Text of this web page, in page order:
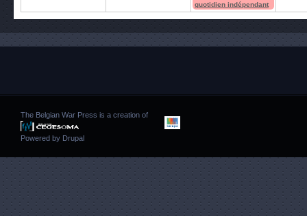
quotidien indépendant
The Belgian War Press is a creation of
Powered by Drupal